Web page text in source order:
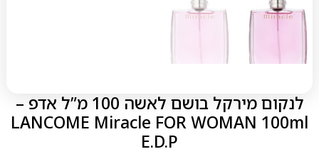
לנקום מירקל בושם לאשה 100 מ”ל אדפ –
LANCOME Miracle FOR WOMAN 100ml
E.D.P